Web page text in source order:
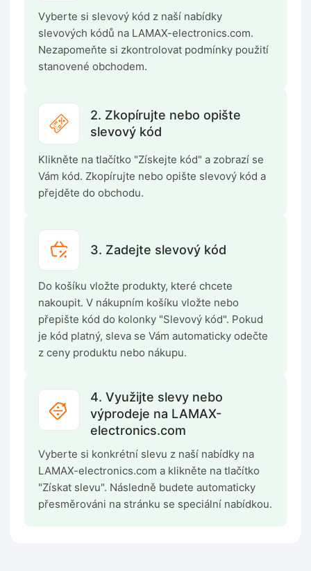
Vyberte si slevový kód z naší nabídky
slevových kódů na LAMAX-electronics.com.
Nezapomeňte si zkontrolovat podmínky použití
stanovené obchodem.
2. Zkopírujte nebo opište
slevový kód
Klikněte na tlačítko "Získejte kód" a zobrazí se
Vám kód. Zkopírujte nebo opište slevový kód a
přejděte do obchodu.
3. Zadejte slevový kód
Do košíku vložte produkty, které chcete
nakoupit. V nákupním košíku vložte nebo
přepište kód do kolonky "Slevový kód". Pokud
je kód platný, sleva se Vám automaticky odečte
z ceny produktu nebo nákupu.
4. Využijte slevy nebo
výprodeje na LAMAX-
electronics.com
Vyberte si konkrétní slevu z naší nabídky na
LAMAX-electronics.com a klikněte na tlačítko
"Získat slevu". Následně budete automaticky
přesměrováni na stránku se speciální nabídkou.